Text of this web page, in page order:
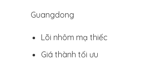
Guangdong
Lõi nhôm mạ thiếc
Giá thành tối ưu